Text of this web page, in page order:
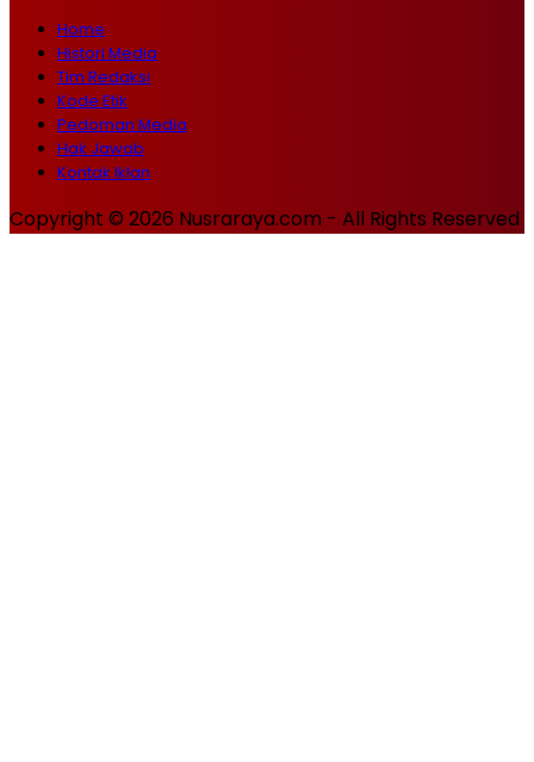
Home
Histori Media
Tim Redaksi
Kode Etik
Pedoman Media
Hak Jawab
Kontak Iklan
Copyright © 2026 Nusraraya.com - All Rights Reserved